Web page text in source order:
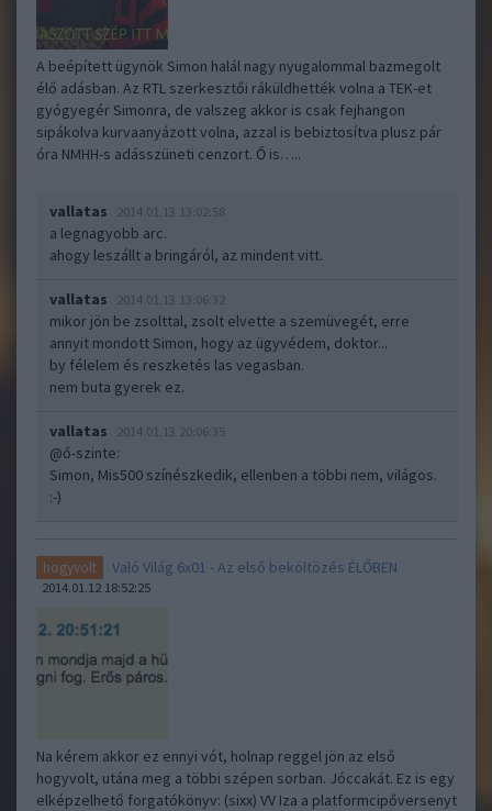
A beépített ügynök Simon halál nagy nyugalommal bazmegolt
élő adásban. Az RTL szerkesztői ráküldhették volna a TEK-et
gyógyegér Simonra, de valszeg akkor is csak fejhangon
sipákolva kurvaanyázott volna, azzal is bebiztosítva plusz pár
óra NMHH-s adásszüneti cenzort. Ő is…..
vallatas 2014.01.13 13:02:58
a legnagyobb arc.
ahogy leszállt a bringáról, az mindent vitt.
vallatas 2014.01.13 13:06:32
mikor jön be zsolttal, zsolt elvette a szemüvegét, erre
annyit mondott Simon, hogy az ügyvédem, doktor...
by félelem és reszketés las vegasban.
nem buta gyerek ez.
vallatas 2014.01.13 20:06:35
@ő-szinte:
Simon, Mis500 színészkedik, ellenben a többi nem, világos.
:-)
hogyvolt Való Világ 6x01 - Az első beköltözés ÉLŐBEN
2014.01.12 18:52:25
Na kérem akkor ez ennyi vót, holnap reggel jön az első
hogyvolt, utána meg a többi szépen sorban. Jóccakát. Ez is egy
elképzelhető forgatókönyv: (sixx) VV Iza a platformcipőversenyt